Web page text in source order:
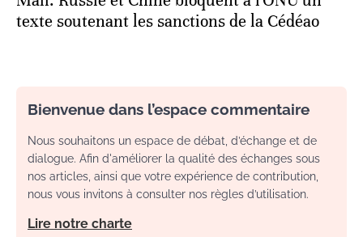
texte soutenant les sanctions de la Cédéao
Bienvenue dans l’espace commentaire
Nous souhaitons un espace de débat, d’échange et de
dialogue. Afin d'améliorer la qualité des échanges sous
nos articles, ainsi que votre expérience de contribution,
nous vous invitons à consulter nos règles d’utilisation.
Lire notre charte